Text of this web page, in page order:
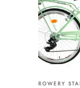
ROWERY